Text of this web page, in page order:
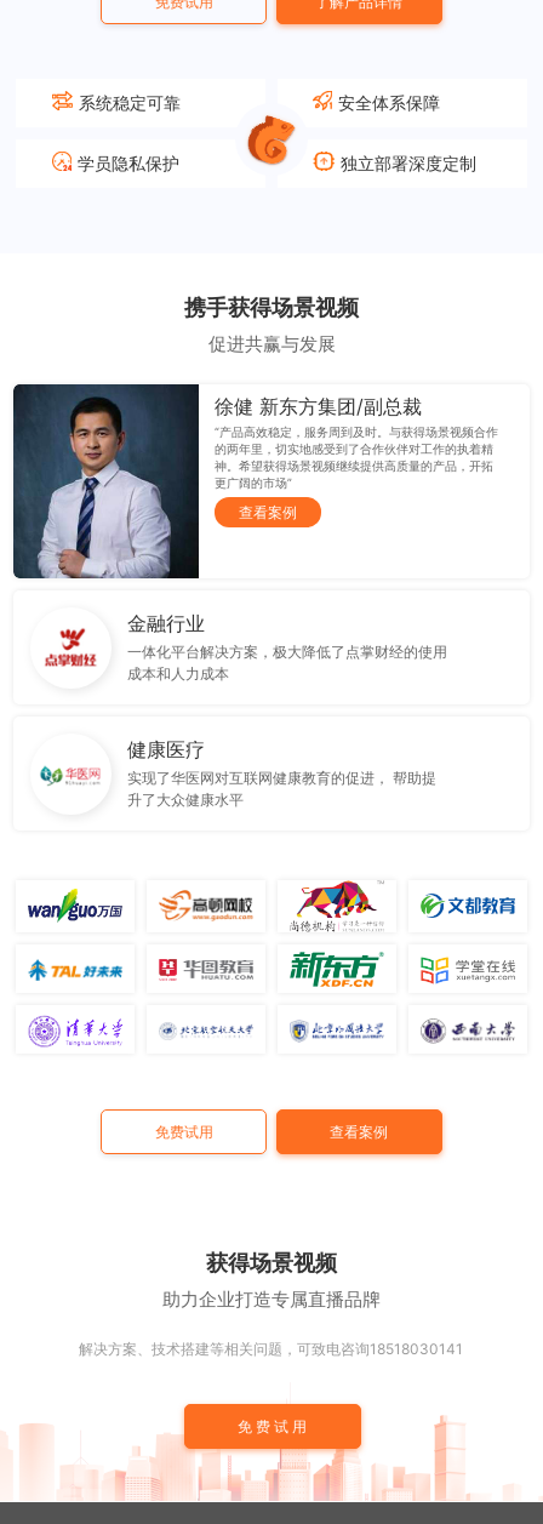
系统稳定可靠 安全体系保障
学员隐私保护 独立部署深度定制
携手获得场景视频
促进共赢与发展
徐健 新东方集团/副总裁
“产品高效稳定，服务周到及时。与获得场景视频合作
的两年里，切实地感受到了合作伙伴对工作的执着精
神。希望获得场景视频继续提供高质量的产品，开拓
更广阔的市场”
查看案例
金融行业
一体化平台解决方案，极大降低了点掌财经的使用
成本和人力成本
健康医疗
实现了华医网对互联网健康教育的促进， 帮助提
升了大众健康水平
免费试用 查看案例
获得场景视频
助力企业打造专属直播品牌
解决方案、技术搭建等相关问题，可致电咨询18518030141
免费试用